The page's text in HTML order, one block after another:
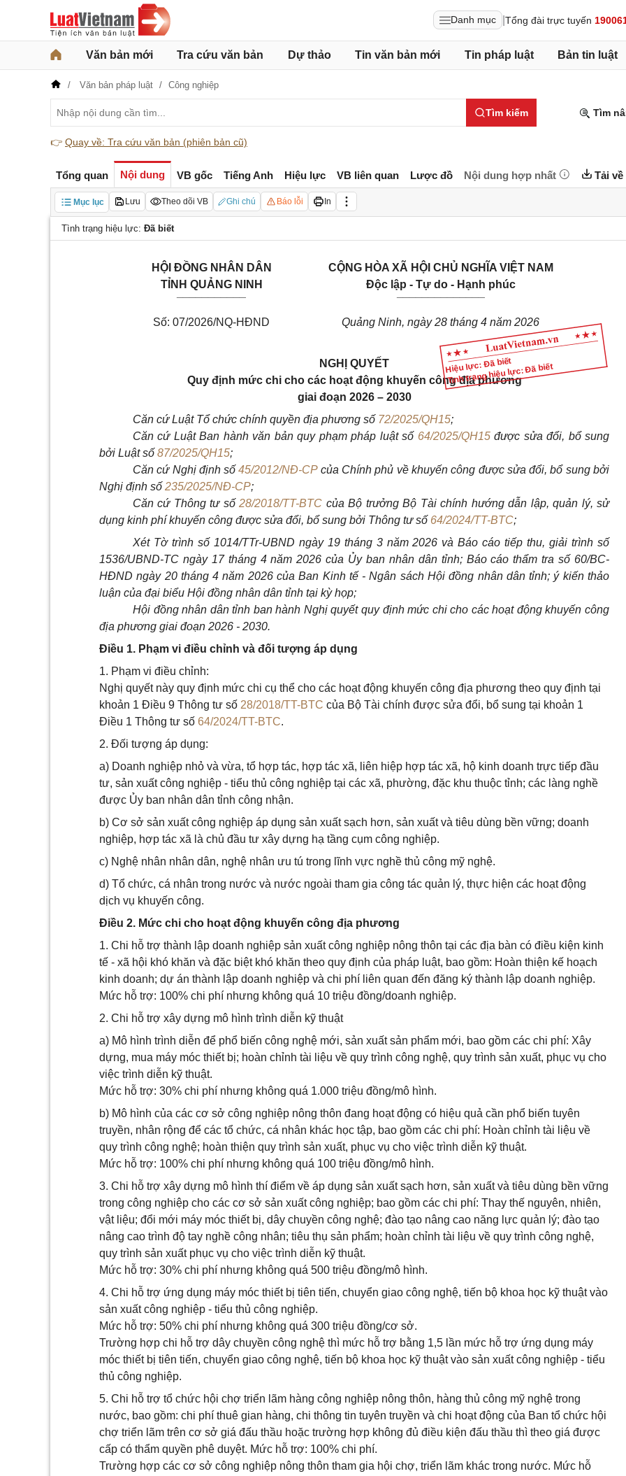
Danh mục Tổng đài trực tuyến
Văn bản mới Tra cứu văn bản Dự thảo Tin văn bản mới Tin pháp luật Bản tin luật
Văn bản pháp luật Công nghiệp
Tìm kiếm Tìm
👉 Quay về: Tra cứu văn bản (phiên bản cũ)
Tổng quan Nội dung VB gốc Tiếng Anh Hiệu lực VB liên quan Lược đồ Nội dung hợp nhất Tải về
Mục lục Lưu Theo dõi VB Ghi chú Báo lỗi In
Tình trạng hiệu lực: Đã biết
Hiệu lực: Đã biết
Tình trạng hiệu lực: Đã biết
HỘI ĐỒNG NHÂN DÂN
TỈNH QUẢNG NINH
___________
CỘNG HÒA XÃ HỘI CHỦ NGHĨA VIỆT NAM
Độc lập - Tự do - Hạnh phúc
______________
Số: 07/2026/NQ-HĐND Quảng Ninh, ngày 28 tháng 4 năm 2026
NGHỊ QUYẾT
Quy định mức chi cho các hoạt động khuyến công địa phương
giai đoạn 2026 – 2030
Căn cứ Luật Tổ chức chính quyền địa phương số 72/2025/QH15;
Căn cứ Luật Ban hành văn bản quy phạm pháp luật số 64/2025/QH15được sửa đổi, bổ sung
bởi Luật số 87/2025/QH15;
Căn cứ Nghị định số45/2012/NĐ-CPcủa Chính phủ về khuyến công được sửa đổi, bổ sung bởi
Nghị định số 235/2025/NĐ-CP;
Căn cứ Thông tư số28/2018/TT-BTC của Bộ trưởng Bộ Tài chính hướng dẫn lập, quản lý, sử
dụng kinh phí khuyến công được sửa đổi, bổ sung bởi Thông tư số 64/2024/TT-BTC;
Xét Tờ trình số 1014/TTr-UBND ngày 19 tháng 3 năm 2026 và Báo cáo tiếp thu, giải trình số
1536/UBND-TC ngày 17 tháng 4 năm 2026 của Ủy ban nhân dân tỉnh; Báo cáo thẩm tra số 60/BC-
HĐND ngày 20 tháng 4 năm 2026 của Ban Kinh tế - Ngân sách Hội đồng nhân dân tỉnh; ý kiến thảo
luận của đại biểu Hội đồng nhân dân tỉnh tại kỳ họp;
Hội đồng nhân dân tỉnh ban hành Nghị quyết quy định mức chi cho các hoạt động khuyến công
địa phương giai đoạn 2026 - 2030.
Điều 1. Phạm vi điều chỉnh và đối tượng áp dụng
1. Phạm vi điều chỉnh:
Nghị quyết này quy định mức chi cụ thể cho các hoạt động khuyến công địa phương theo quy định tại
khoản 1 Điều 9 Thông tư số 28/2018/TT-BTC của Bộ Tài chính được sửa đổi, bổ sung tại khoản 1
Điều 1 Thông tư số 64/2024/TT-BTC.
2. Đối tượng áp dụng:
a) Doanh nghiệp nhỏ và vừa, tổ hợp tác, hợp tác xã, liên hiệp hợp tác xã, hộ kinh doanh trực tiếp đầu
tư, sản xuất công nghiệp - tiểu thủ công nghiệp tại các xã, phường, đặc khu thuộc tỉnh; các làng nghề
được Ủy ban nhân dân tỉnh công nhận.
b) Cơ sở sản xuất công nghiệp áp dụng sản xuất sạch hơn, sản xuất và tiêu dùng bền vững; doanh
nghiệp, hợp tác xã là chủ đầu tư xây dựng hạ tầng cụm công nghiệp.
c) Nghệ nhân nhân dân, nghệ nhân ưu tú trong lĩnh vực nghề thủ công mỹ nghệ.
d) Tổ chức, cá nhân trong nước và nước ngoài tham gia công tác quản lý, thực hiện các hoạt động
dịch vụ khuyến công.
Điều 2. Mức chi cho hoạt động khuyến công địa phương
1. Chi hỗ trợ thành lập doanh nghiệp sản xuất công nghiệp nông thôn tại các địa bàn có điều kiện kinh
tế - xã hội khó khăn và đặc biệt khó khăn theo quy định của pháp luật, bao gồm: Hoàn thiện kế hoạch
kinh doanh; dự án thành lập doanh nghiệp và chi phí liên quan đến đăng ký thành lập doanh nghiệp.
Mức hỗ trợ: 100% chi phí nhưng không quá 10 triệu đồng/doanh nghiệp.
2. Chi hỗ trợ xây dựng mô hình trình diễn kỹ thuật
a) Mô hình trình diễn để phổ biến công nghệ mới, sản xuất sản phẩm mới, bao gồm các chi phí: Xây
dựng, mua máy móc thiết bị; hoàn chỉnh tài liệu về quy trình công nghệ, quy trình sản xuất, phục vụ cho
việc trình diễn kỹ thuật.
Mức hỗ trợ: 30% chi phí nhưng không quá 1.000 triệu đồng/mô hình.
b) Mô hình của các cơ sở công nghiệp nông thôn đang hoạt động có hiệu quả cần phổ biến tuyên
truyền, nhân rộng để các tổ chức, cá nhân khác học tập, bao gồm các chi phí: Hoàn chỉnh tài liệu về
quy trình công nghệ; hoàn thiện quy trình sản xuất, phục vụ cho việc trình diễn kỹ thuật.
Mức hỗ trợ: 100% chi phí nhưng không quá 100 triệu đồng/mô hình.
3. Chi hỗ trợ xây dựng mô hình thí điểm về áp dụng sản xuất sạch hơn, sản xuất và tiêu dùng bền vững
trong công nghiệp cho các cơ sở sản xuất công nghiệp; bao gồm các chi phí: Thay thế nguyên, nhiên,
vật liệu; đổi mới máy móc thiết bị, dây chuyền công nghệ; đào tạo nâng cao năng lực quản lý; đào tạo
nâng cao trình độ tay nghề công nhân; tiêu thụ sản phẩm; hoàn chỉnh tài liệu về quy trình công nghệ,
quy trình sản xuất phục vụ cho việc trình diễn kỹ thuật.
Mức hỗ trợ: 30% chi phí nhưng không quá 500 triệu đồng/mô hình.
4. Chi hỗ trợ ứng dụng máy móc thiết bị tiên tiến, chuyển giao công nghệ, tiến bộ khoa học kỹ thuật vào
sản xuất công nghiệp - tiểu thủ công nghiệp.
Mức hỗ trợ: 50% chi phí nhưng không quá 300 triệu đồng/cơ sở.
Trường hợp chi hỗ trợ dây chuyền công nghệ thì mức hỗ trợ bằng 1,5 lần mức hỗ trợ ứng dụng máy
móc thiết bị tiên tiến, chuyển giao công nghệ, tiến bộ khoa học kỹ thuật vào sản xuất công nghiệp - tiểu
thủ công nghiệp.
5. Chi hỗ trợ tổ chức hội chợ triển lãm hàng công nghiệp nông thôn, hàng thủ công mỹ nghệ trong
nước, bao gồm: chi phí thuê gian hàng, chi thông tin tuyên truyền và chi hoạt động của Ban tổ chức hội
chợ triển lãm trên cơ sở giá đấu thầu hoặc trường hợp không đủ điều kiện đấu thầu thì theo giá được
cấp có thẩm quyền phê duyệt. Mức hỗ trợ: 100% chi phí.
Trường hợp các cơ sở công nghiệp nông thôn tham gia hội chợ, triển lãm khác trong nước. Mức hỗ